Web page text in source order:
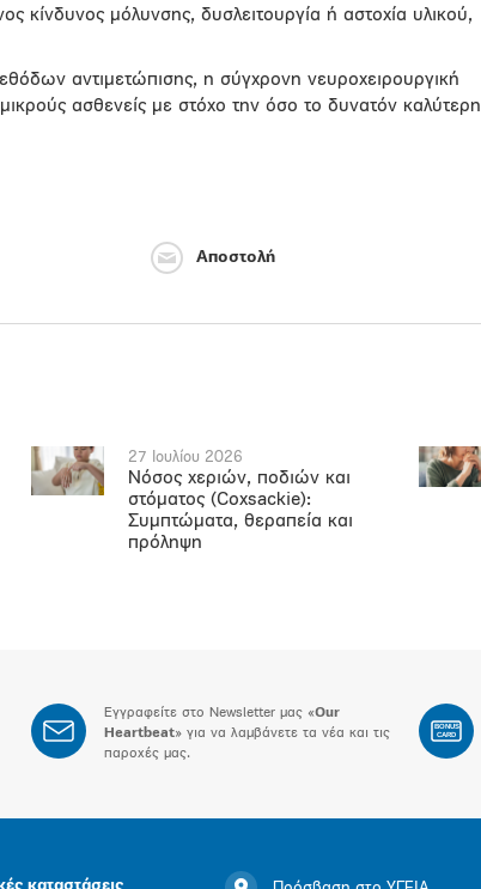
κίνδυνος μόλυνσης, δυσλειτουργία ή αστοχία υλικού,
αντιμετώπισης, η σύγχρονη νευροχειρουργική
ασθενείς με στόχο την όσο το δυνατόν καλύτερη
Αποστολή
27 Ιουλίου 2026
Νόσος χεριών, ποδιών και
στόματος (Coxsackie):
Συμπτώματα, θεραπεία και
πρόληψη
Εγγραφείτε στο Newsletter μας «Our
Heartbeat» για να λαμβάνετε τα νέα και τις
παροχές μας.
BONUS
CARD